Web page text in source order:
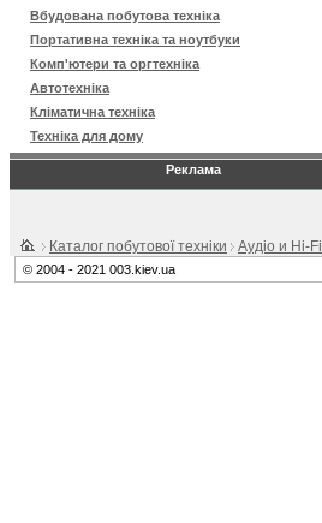
Вбудована побутова техніка
Портативна техніка та ноутбуки
Комп'ютери та оргтехніка
Автотехніка
Кліматична техніка
Техніка для дому
Реклама
Каталог побутової техніки Аудіо и Hi-Fi
© 2004 - 2021 003.kiev.ua